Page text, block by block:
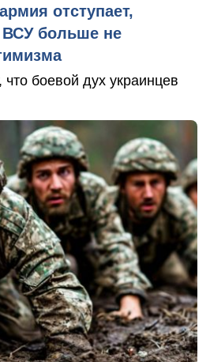
отступает,
ВСУ больше не
боевой дух украинцев